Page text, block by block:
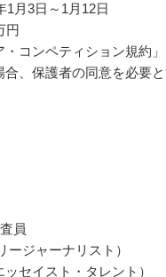
1月3日～1月12日
円
コンペティション規約
、保護者の同意を必要と
員
ージャーナリスト）
セイスト・タレント）